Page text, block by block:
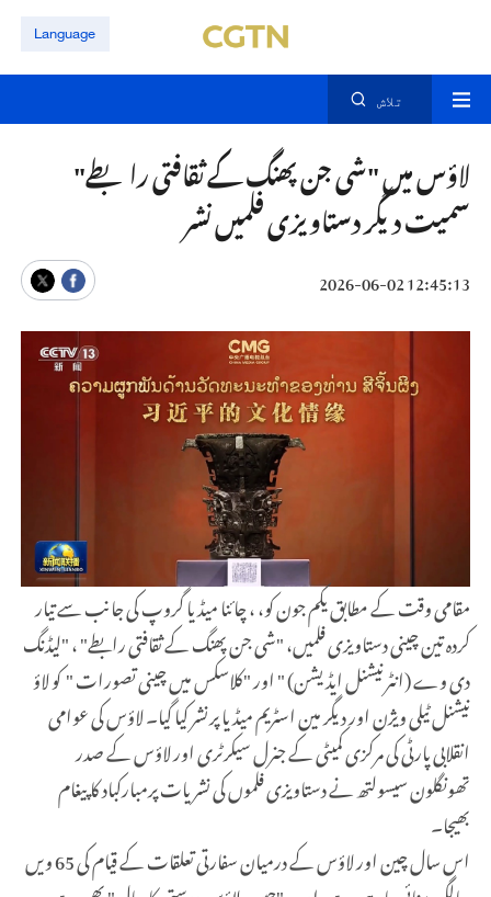
Language
تلاش
لاؤس میں "شی جن پھنگ کے ثقافتی رابطے"
سمیت دیگر دستاویزی فلمیں نشر
12:45:13 2026-06-02
مقامی وقت کے مطابق یکم جون کو، ، چائنا میڈیا گروپکی جانب سے تیار
کردہ تین چینی دستاویزی فلمیں، "شی جن پھنگ کے ثقافتی رابطے" ، "لیڈنگ
دی وے (انٹرنیشنل ایڈیشن) " اور "کلاسکس میں چینی تصورات " کو لاؤ
نیشنل ٹیلی ویژن اور دیگر مین اسٹریم میڈیا پرنشر کیا گیا۔ لاؤس کی عوامی
انقلابی پارٹی کی مرکزی کمیٹی کے جنرل سیکرٹری اور لاؤس کے صدر
تھونگلون سیسولتھ نے دستاویزی فلموں کی نشریات پرمبارکباد کا پیغام
بھیجا۔
اس سال چین اور لاؤس کے درمیان سفارتی تعلقات کے قیام کی 65 ویں